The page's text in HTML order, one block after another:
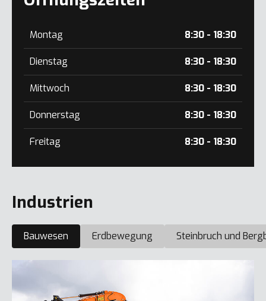
Montag 8:30 - 18:30
Dienstag 8:30 - 18:30
Mittwoch 8:30 - 18:30
Donnerstag 8:30 - 18:30
Freitag 8:30 - 18:30
Industrien
Bauwesen Erdbewegung Steinbruch und